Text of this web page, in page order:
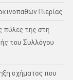
Πιερίας
πύλες της στη
του Συλλόγου
οχήματος που